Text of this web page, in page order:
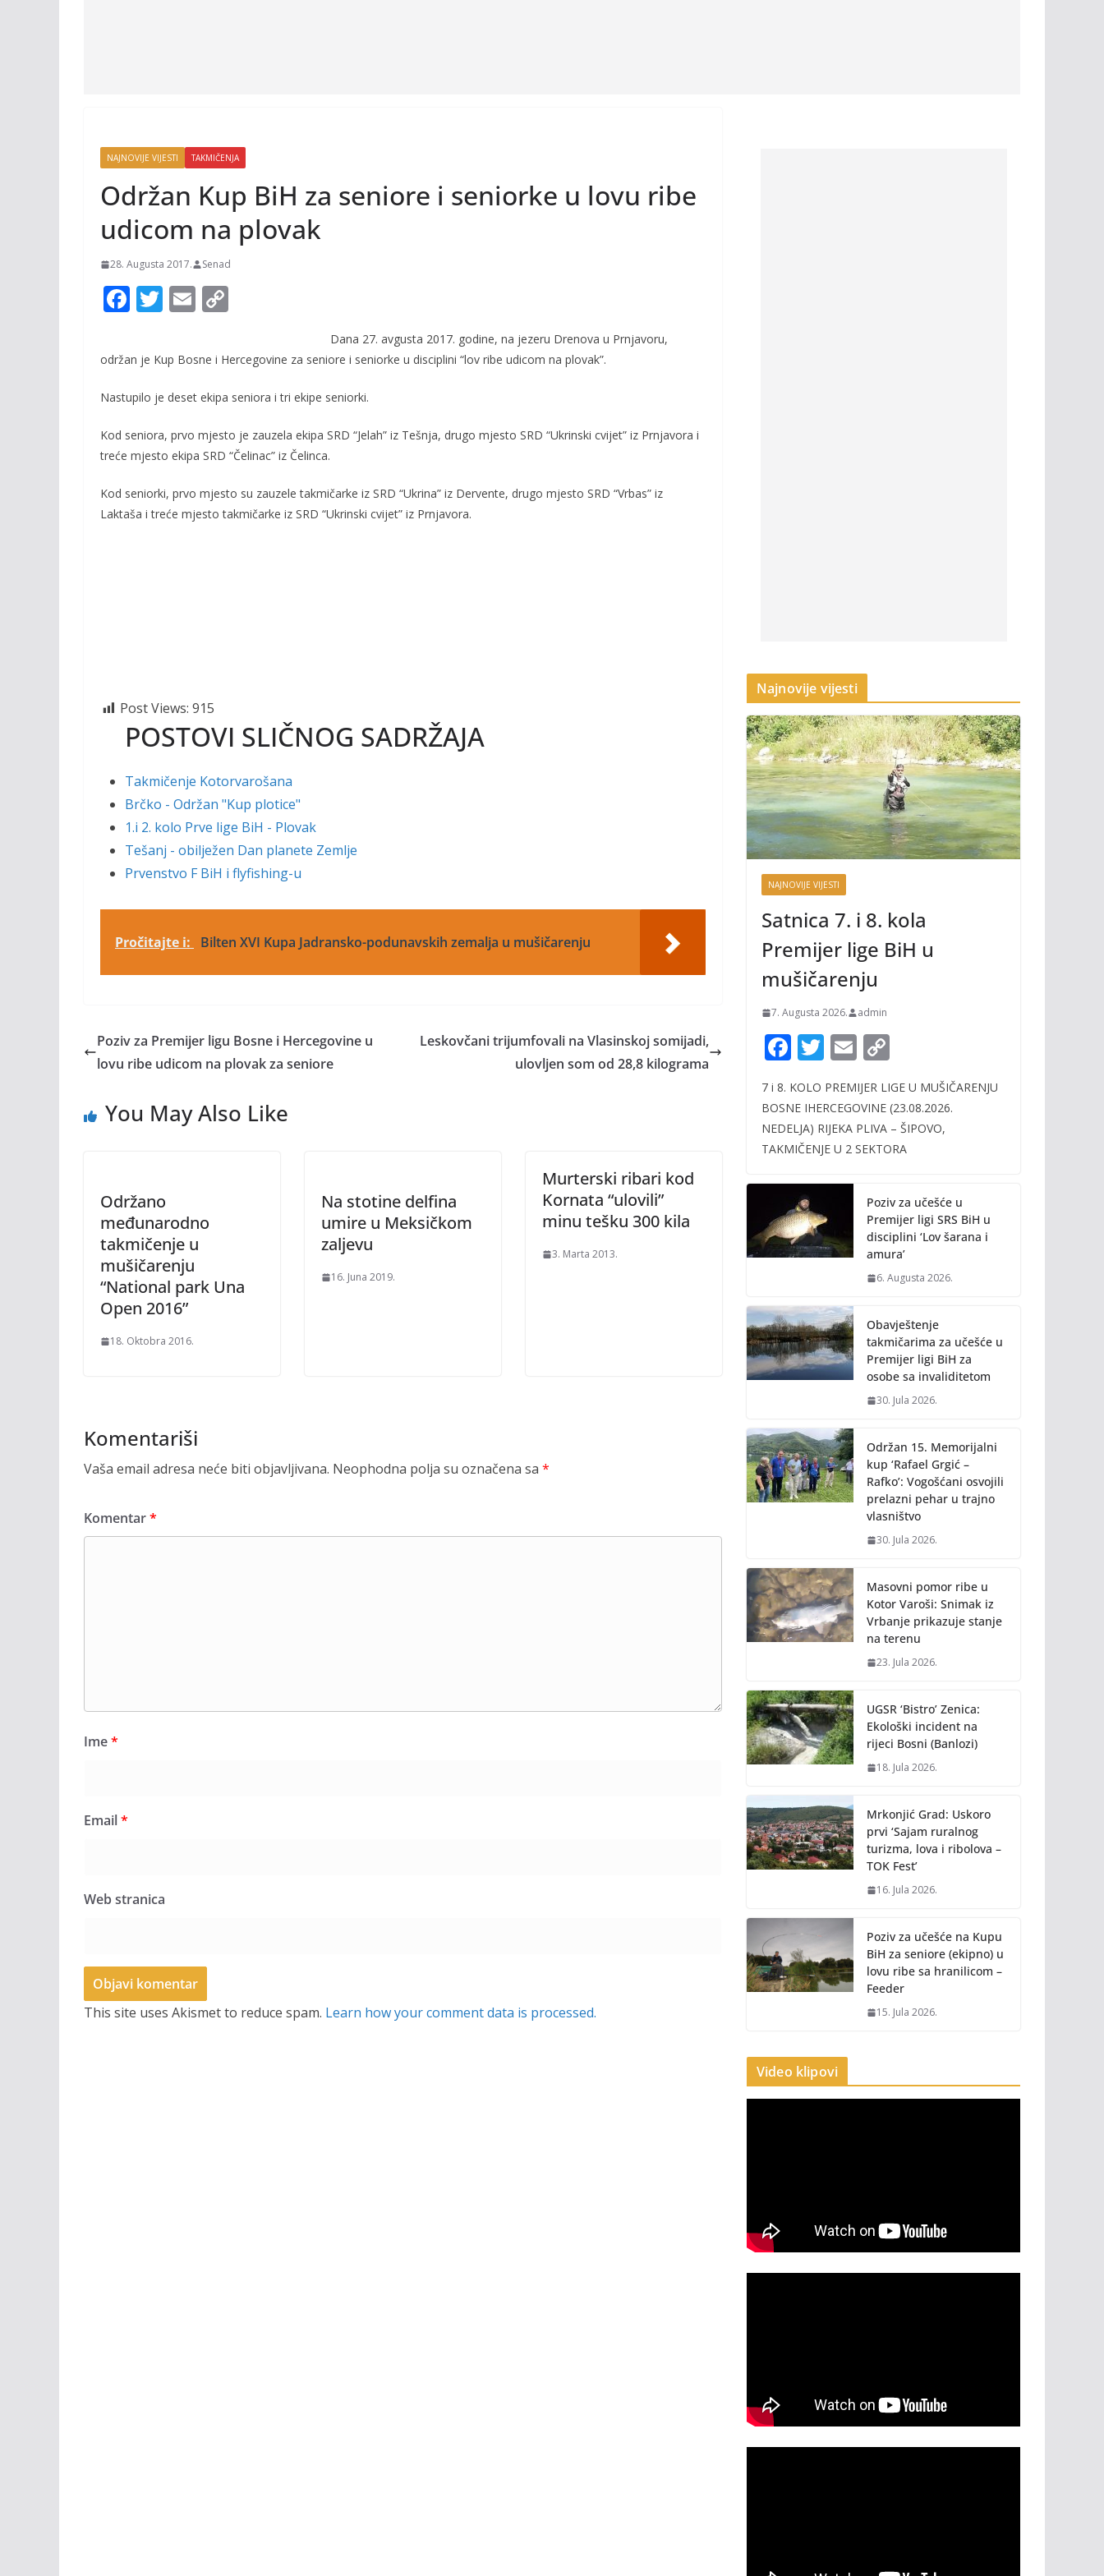
NAJNOVIJE VIJESTI TAKMIČENJA
Održan Kup BiH za seniore i seniorke u lovu ribe
udicom na plovak
28. Augusta 2017. Senad
F
e
b
o
o
k
T
itt
er
E
ai p
Li
n
k
Dana 27. avgusta 2017. godine, na jezeru Drenova u Prnjavoru,
održan je Kup Bosne i Hercegovine za seniore i seniorke u disciplini “lov ribe udicom na plovak”.
Nastupilo je deset ekipa seniora i tri ekipe seniorki.
Kod seniora, prvo mjesto je zauzela ekipa SRD “Jelah” iz Tešnja, drugo mjesto SRD “Ukrinski cvijet” iz Prnjavora i
treće mjesto ekipa SRD “Čelinac” iz Čelinca.
Kod seniorki, prvo mjesto su zauzele takmičarke iz SRD “Ukrina” iz Dervente, drugo mjesto SRD “Vrbas” iz
Laktaša i treće mjesto takmičarke iz SRD “Ukrinski cvijet” iz Prnjavora.
Post Views: 915
POSTOVI SLIČNOG SADRŽAJA
Takmičenje Kotorvarošana
Brčko - Održan "Kup plotice"
1.i 2. kolo Prve lige BiH - Plovak
Tešanj - obilježen Dan planete Zemlje
Prvenstvo F BiH i flyfishing-u
Pročitajte i: Bilten XVI Kupa Jadransko-podunavskih zemalja u mušičarenju
Poziv za Premijer ligu Bosne i Hercegovine u
lovu ribe udicom na plovak za seniore
Leskovčani trijumfovali na Vlasinskoj somijadi,
ulovljen som od 28,8 kilograma
You May Also Like
Održano
međunarodno
takmičenje u
mušičarenju
“National park Una
Open 2016”
18. Oktobra 2016.
Na stotine delfina
umire u Meksičkom
zaljevu
16. Juna 2019.
Murterski ribari kod
Kornata “ulovili”
minu tešku 300 kila
3. Marta 2013.
Komentariši
Vaša email adresa neće biti objavljivana. Neophodna polja su označena sa *
Komentar*
Ime*
Email*
Web stranica
This site uses Akismet to reduce spam. Learn how your comment data is processed.
Najnovije vijesti
NAJNOVIJE VIJESTI
Satnica 7. i 8. kola
Premijer lige BiH u
mušičarenju
7. Augusta 2026. admin
F
e
b
o
o
k
T
itt
er
E
ai
l
p
y
Li
k
7 i 8. KOLO PREMIJER LIGE U MUŠIČARENJU
BOSNE IHERCEGOVINE (23.08.2026.
NEDELJA) RIJEKA PLIVA – ŠIPOVO,
TAKMIČENJE U 2 SEKTORA
Poziv za učešće u
Premijer ligi SRS BiH u
disciplini ‘Lov šarana i
amura’
6. Augusta 2026.
Obavještenje
takmičarima za učešće u
Premijer ligi BiH za
osobe sa invaliditetom
30. Jula 2026.
Održan 15. Memorijalni
kup ‘Rafael Grgić –
Rafko’: Vogošćani osvojili
prelazni pehar u trajno
vlasništvo
30. Jula 2026.
Masovni pomor ribe u
Kotor Varoši: Snimak iz
Vrbanje prikazuje stanje
na terenu
23. Jula 2026.
UGSR ‘Bistro’ Zenica:
Ekološki incident na
rijeci Bosni (Banlozi)
18. Jula 2026.
Mrkonjić Grad: Uskoro
prvi ‘Sajam ruralnog
turizma, lova i ribolova –
TOK Fest’
16. Jula 2026.
Poziv za učešće na Kupu
BiH za seniore (ekipno) u
lovu ribe sa hranilicom –
Feeder
15. Jula 2026.
Video klipovi